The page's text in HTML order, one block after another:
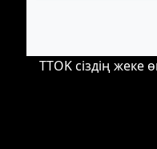
TTOK сіздің жеке